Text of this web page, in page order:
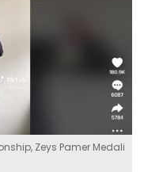
Zeys Pamer Medali